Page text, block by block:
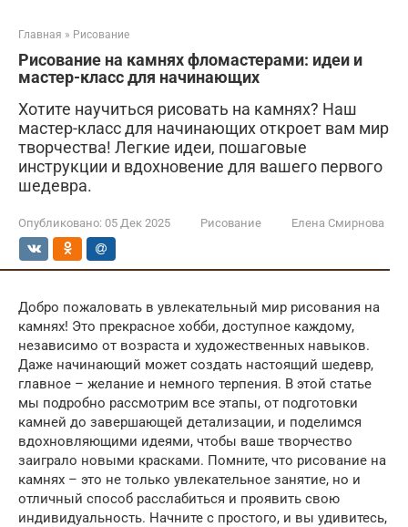
Главная » Рисование
Рисование на камнях фломастерами: идеи и
мастер-класс для начинающих
Хотите научиться рисовать на камнях? Наш
мастер-класс для начинающих откроет вам мир
творчества! Легкие идеи, пошаговые
инструкции и вдохновение для вашего первого
шедевра.
Опубликовано: 05 Дек 2025 Рисование Елена Смирнова
Добро пожаловать в увлекательный мир рисования на
камнях! Это прекрасное хобби, доступное каждому,
независимо от возраста и художественных навыков.
Даже начинающий может создать настоящий шедевр,
главное – желание и немного терпения. В этой статье
мы подробно рассмотрим все этапы, от подготовки
камней до завершающей детализации, и поделимся
вдохновляющими идеями, чтобы ваше творчество
заиграло новыми красками. Помните, что рисование на
камнях – это не только увлекательное занятие, но и
отличный способ расслабиться и проявить свою
индивидуальность. Начните с простого, и вы удивитесь,